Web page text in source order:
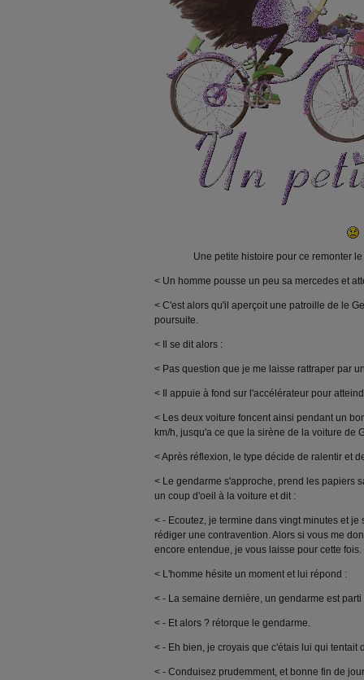
Une petite histoire pour ce remonter le
< Un homme pousse un peu sa mercedes et
< C'est alors qu'il aperçoit une patroille de le
poursuite.
< Il se dit alors :
< Pas question que je me laisse rattraper par
< Il appuie à fond sur l'accélérateur pour
< Les deux voiture foncent ainsi pendant un
km/h, jusqu'a ce que la sirène de la voiture de
< Après réflexion, le type décide de ralentir et
< Le gendarme s'approche, prend les papiers
un coup d'oeil à la voiture et dit :
< - Ecoutez, je termine dans vingt minutes et
rédiger une contravention. Alors si vous me
encore entendue, je vous laisse pour cette fois.
< L'homme hésite un moment et lui répond :
< - La semaine dernière, un gendarme est parti
< - Et alors ? rétorque le gendarme.
< - Eh bien, je croyais que c'étais lui qui tentait
< - Conduisez prudemment, et bonne fin de